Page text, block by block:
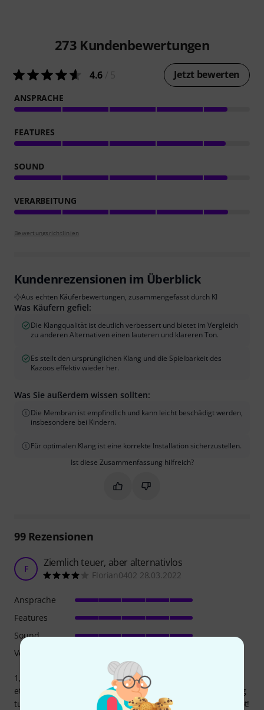
273 Kundenbewertungen
4.6 Jetzt bewerten
ANSPRACHE
FEATURES
SOUND
VERARBEITUNG
Bewertungsrichtlinien
Kundenrezensionen im Überblick
Aus echten Käuferbewertungen, zusammengefasst durch KI
Was Käufern gefiel:
Die Klangqualität ist deutlich verbessert und bietet im Vergleich
zu anderen Alternativen einen lauteren und klareren Ton.
Es stellt den ursprünglichen Klang und die Spielbarkeit des
Kazoos effektiv wieder her.
Was Sie außerdem wissen sollten:
Die Membran ist empfindlich und kann leicht beschädigt werden,
insbesondere bei Kindern.
Für optimalen Klang ist eine korrekte Installation sicherzustellen.
Ist diese Zusammenfassung hilfreich?
Markieren Sie diese
Markieren Sie diese
99Rezensionen
F Ziemlich teuer, aber alternativlos
Florian0402 28.03.2022
1,25€ für einen Pappring mit Plastikfolie ist zwar vielleicht
etwas großzügig kalkuliert, aber es ist verkraftbar. Das Ding
tut was es soll und meine Kazoo funktioniert wieder - tröööt!
Ansprache
Features
Sound
Verarbeitung